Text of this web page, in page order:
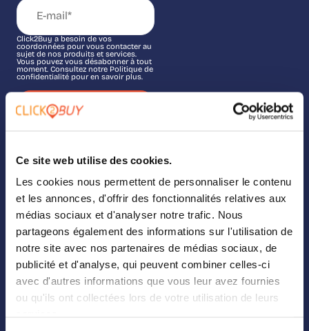
Ce site web utilise des cookies.
Les cookies nous permettent de personnaliser le contenu
et les annonces, d'offrir des fonctionnalités relatives aux
médias sociaux et d'analyser notre trafic. Nous
partageons également des informations sur l'utilisation de
notre site avec nos partenaires de médias sociaux, de
publicité et d'analyse, qui peuvent combiner celles-ci
avec d'autres informations que vous leur avez fournies
ou qu'ils ont collectées lors de votre utilisation de leurs
Click2Buy a besoin de vos
coordonnées pour vous contacter au
sujet de nos produits et services.
Vous pouvez vous désabonner à tout
moment. Consultez notre Politique de
confidentialité pour en savoir plus.
Suivez-nous sur
SOLUTIONS
Nos solutions
Where To Buy
Analytics